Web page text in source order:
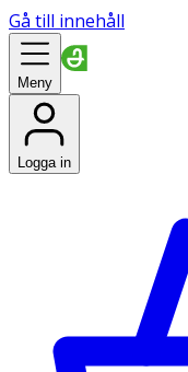
Gå till innehåll
Meny
Logga in